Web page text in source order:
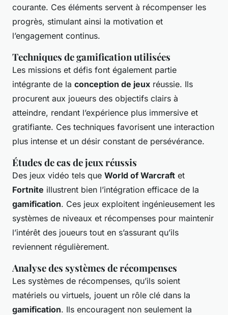
courante. Ces éléments servent à récompenser les
progrès, stimulant ainsi la motivation et
l’engagement continus.
Techniques de gamification utilisées
Les missions et défis font également partie
intégrante de la conception de jeux réussie. Ils
procurent aux joueurs des objectifs clairs à
atteindre, rendant l’expérience plus immersive et
gratifiante. Ces techniques favorisent une interaction
plus intense et un désir constant de persévérance.
Études de cas de jeux réussis
Des jeux vidéo tels que World of Warcraft et
Fortnite illustrent bien l’intégration efficace de la
gamification. Ces jeux exploitent ingénieusement les
systèmes de niveaux et récompenses pour maintenir
l’intérêt des joueurs tout en s’assurant qu’ils
reviennent régulièrement.
Analyse des systèmes de récompenses
Les systèmes de récompenses, qu’ils soient
matériels ou virtuels, jouent un rôle clé dans la
gamification. Ils encouragent non seulement la